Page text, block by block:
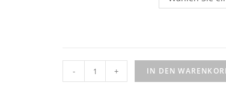
VS-
- + IN DEN